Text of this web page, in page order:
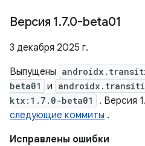
Версия 1.7.0-beta01
3 декабря 2025 г.
Выпущены
beta01
и
ktx:1.7.0-beta01
. Версия
следующие коммиты .
Исправлены ошибки